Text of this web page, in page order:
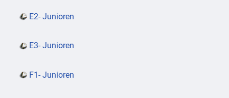
E2- Junioren
E3- Junioren
F1- Junioren